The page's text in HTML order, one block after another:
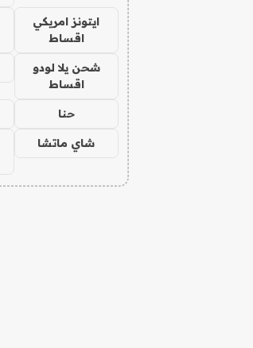
ايتونز امريكي
اقساط
شحن يلا لودو
اقساط
حنا
شاي ماتشا